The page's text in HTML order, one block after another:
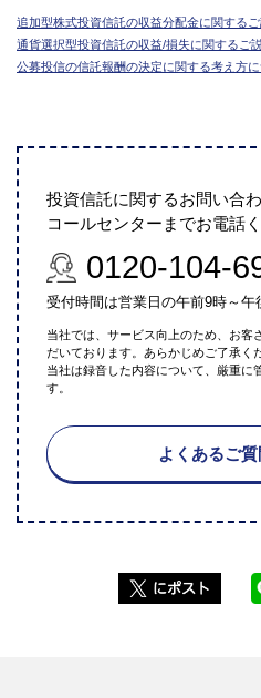
追加型株式投資信託の収益分配金に関する
通貨選択型投資信託の収益/損失に関するご
公募投信の信託報酬の決定に関する考え方
投資信託に関するお問い合
コールセンターまでお電話
0120-104-
受付時間は営業日の午前9時～午
当社では、サービス向上のため、お客
だいております。あらかじめご了承く
当社は録音した内容について、厳重に
す。
よくあるご